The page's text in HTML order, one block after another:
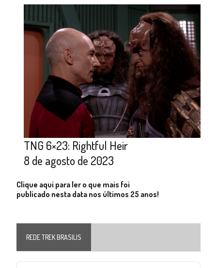
TNG 6×23: Rightful Heir
8 de agosto de 2023
Clique aqui para ler o que mais foi
publicado nesta data nos últimos 25 anos!
REDE TREK BRASILIS
Audio